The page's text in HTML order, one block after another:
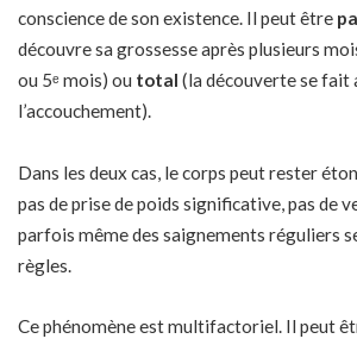
conscience de son existence. Il peut être
découvre sa grossesse après plusieurs
ou 5ᵉ mois) ou total (la découverte se fait
l’accouchement).
Dans les deux cas, le corps peut rester
pas de prise de poids significative, pas de
parfois même des saignements réguliers
règles.
Ce phénomène est multifactoriel. Il peut